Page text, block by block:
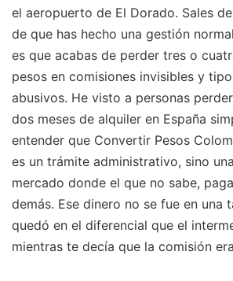
el aeropuerto de El Dorado. Sales
de que has hecho una gestión
es que acabas de perder tres o
pesos en comisiones invisibles y
abusivos. He visto a personas
dos meses de alquiler en España
entender que Convertir Pesos
es un trámite administrativo, sino
mercado donde el que no sabe,
demás. Ese dinero no se fue en una
quedó en el diferencial que el
mientras te decía que la comisión